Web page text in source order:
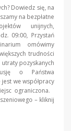
Dowiedz się, na
na bezpłatne
unijnych,
09:00, Przystań
omówimy
trudności
pozyskanych
o Państwa
we współpracy
ograniczona.
– kliknij